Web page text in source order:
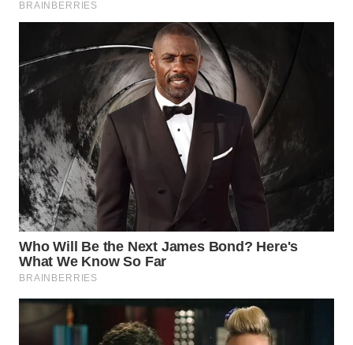
WN
WN
MAJALENGKA
WN
SUBANG
WN
SUKABUMI
WN
PURWAKARTA
WN
PRIANGAN